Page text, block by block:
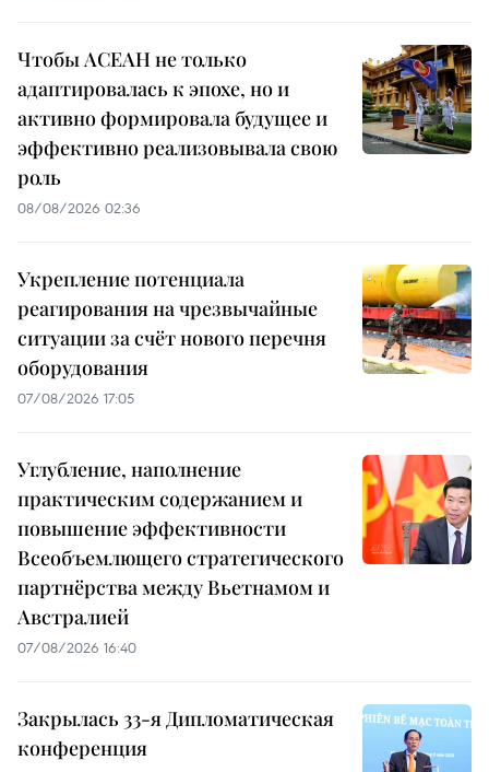
Чтобы АСЕАН не только
адаптировалась к эпохе, но и
активно формировала будущее и
эффективно реализовывала свою
роль
08/08/2026 02:36
Укрепление потенциала
реагирования на чрезвычайные
ситуации за счёт нового перечня
оборудования
07/08/2026 17:05
Углубление, наполнение
практическим содержанием и
повышение эффективности
Всеобъемлющего стратегического
партнёрства между Вьетнамом и
Австралией
07/08/2026 16:40
Закрылась 33-я Дипломатическая
конференция